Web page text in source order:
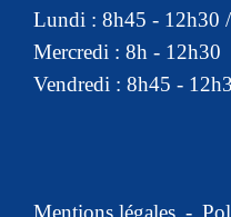
Lundi : 8h45 - 12h30
Mercredi : 8h - 12h30
Vendredi : 8h45 -